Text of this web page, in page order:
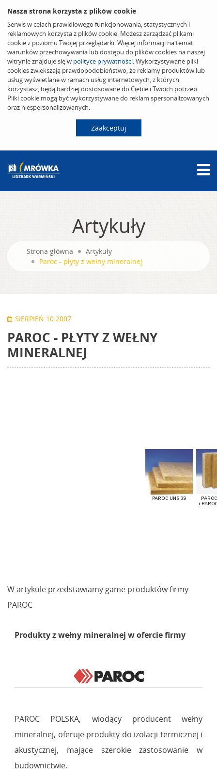
Nasza strona korzysta z plików cookie
Serwis w celach prawidłowego funkcjonowania, statystycznych i
reklamowych korzysta z plików cookie. Możesz zarządzać plikami
cookie z poziomu Twojej przeglądarki. Więcej informacji na temat
warunków przechowywania lub dostępu do plików cookies na naszej
witrynie znajduje się w polityce prywatności. Wykorzystywane pliki
cookies zwiększają prawdopodobieństwo, że reklamy produktów lub
usług wyświetlane w ramach usług internetowych, z których
korzystasz, będą bardziej dostosowane do Ciebie i Twoich potrzeb.
Pliki cookie mogą być wykorzystywane do reklam spersonalizowanych
oraz niespersonalizowanych.
Zaakceptuj
Artykuły
Strona główna
Artykuły
Paroc - płyty z wełny mineralnej
SIERPIEŃ 10 2007
PAROC - PŁYTY Z WEŁNY
MINERALNEJ
W artykule przedstawiamy game produktów firmy
PAROC
Produkty z wełny mineralnej w ofercie firmy
PAROC POLSKA, wiodący producent wełny
mineralnej, oferuje produkty do izolacji termicznej i
akustycznej, mające szerokie zastosowanie w
budownictwie.